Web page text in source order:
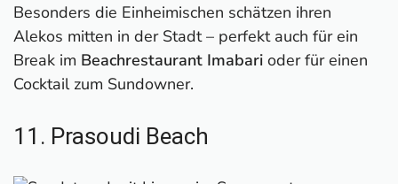
Besonders die Einheimischen schätzen ihren
Alekos mitten in der Stadt – perfekt auch für ein
Break im Beachrestaurant Imabari oder für einen
Cocktail zum Sundowner.
11. Prasoudi Beach